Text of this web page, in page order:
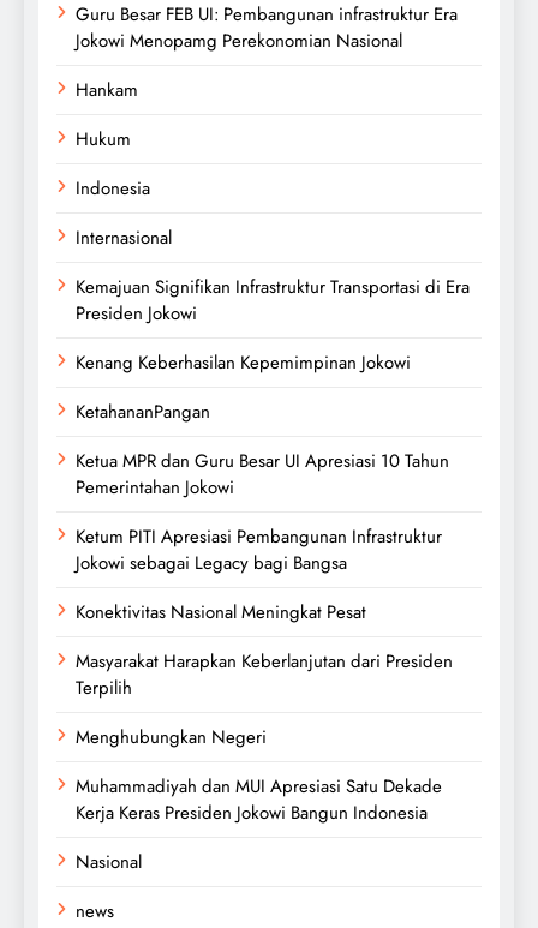
Guru Besar FEB UI: Pembangunan infrastruktur Era
Jokowi Menopamg Perekonomian Nasional
Hankam
Hukum
Indonesia
Internasional
Kemajuan Signifikan Infrastruktur Transportasi di Era
Presiden Jokowi
Kenang Keberhasilan Kepemimpinan Jokowi
KetahananPangan
Ketua MPR dan Guru Besar UI Apresiasi 10 Tahun
Pemerintahan Jokowi
Ketum PITI Apresiasi Pembangunan Infrastruktur
Jokowi sebagai Legacy bagi Bangsa
Konektivitas Nasional Meningkat Pesat
Masyarakat Harapkan Keberlanjutan dari Presiden
Terpilih
Menghubungkan Negeri
Muhammadiyah dan MUI Apresiasi Satu Dekade
Kerja Keras Presiden Jokowi Bangun Indonesia
Nasional
news